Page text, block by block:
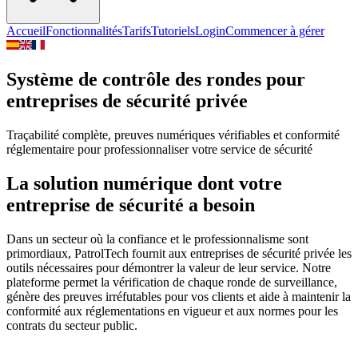
AccueilFonctionnalitésTarifsTutorielsLoginCommencer à gérer
Système de contrôle des rondes pour
entreprises de sécurité privée
Traçabilité complète, preuves numériques vérifiables et conformité
réglementaire pour professionnaliser votre service de sécurité
La solution numérique dont votre
entreprise de sécurité a besoin
Dans un secteur où la confiance et le professionnalisme sont
primordiaux, PatrolTech fournit aux entreprises de sécurité privée les
outils nécessaires pour démontrer la valeur de leur service. Notre
plateforme permet la vérification de chaque ronde de surveillance,
génère des preuves irréfutables pour vos clients et aide à maintenir la
conformité aux réglementations en vigueur et aux normes pour les
contrats du secteur public.